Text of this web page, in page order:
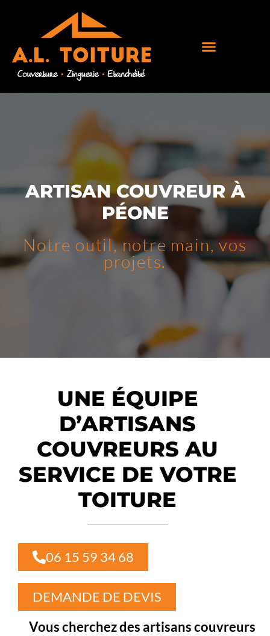
ARTISAN COUVREUR À
PÉONE
Notre outil, notre main, vos
projets.
UNE ÉQUIPE
D’ARTISANS
COUVREURS AU
SERVICE DE VOTRE
TOITURE
06 15 59 34 68
DEMANDE DE DEVIS
Vous cherchez des artisans couvreurs